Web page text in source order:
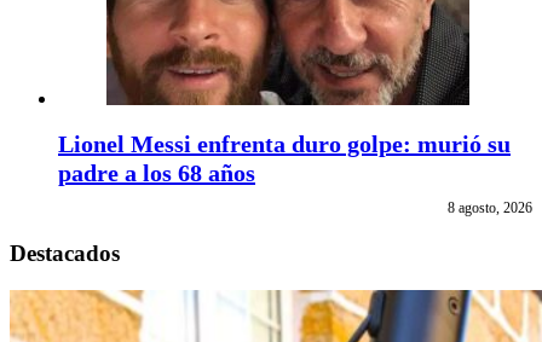
Lionel Messi enfrenta duro golpe: murió su
padre a los 68 años
8 agosto, 2026
Destacados